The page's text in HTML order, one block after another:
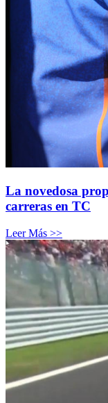
La novedosa
carreras en TC
Leer Más >>